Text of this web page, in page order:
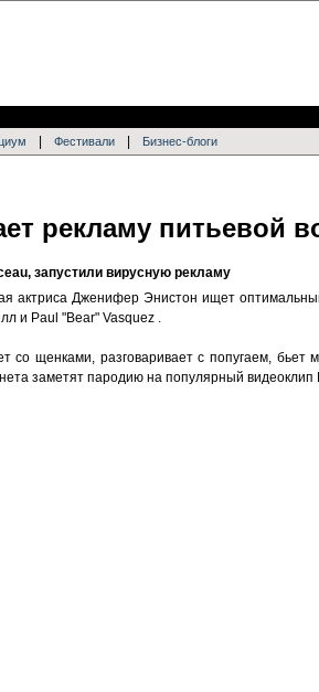
Фестивали Бизнес-блоги
рекламу питьевой
запустили вирусную рекламу
актриса Дженифер Энистон ищет
и Paul "Bear" Vasquez .
со щенками, разговаривает с попугаем, бьет
заметят пародию на популярный